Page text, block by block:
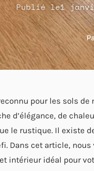
Publié le1
pour les sols
d’élégance, de
le rustique. Il existe
Dans cet article,
intérieur idéal pour